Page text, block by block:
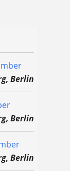
Berlin
Berlin
Berlin